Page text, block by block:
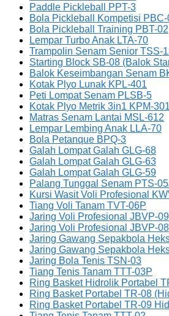
Paddle Pickleball PPT-3
Bola Pickleball Kompetisi PBC-
Bola Pickleball Training PBT-02
Lempar Turbo Anak LTA-70
Trampolin Senam Senior TSS-
Starting Block SB-08 (Balok
Balok Keseimbangan Senam
Kotak Plyo Lunak KPL-401
Peti Lompat Senam PLSB-5
Kotak Plyo Metrik 3in1 KPM-301
Matras Senam Lantai MSL-612
Lempar Lembing Anak LLA-70
Bola Petanque BPQ-3
Galah Lompat Galah GLG-68
Galah Lompat Galah GLG-63
Galah Lompat Galah GLG-59
Palang Tunggal Senam PTS-
Kursi Wasit Voli Profesional
Tiang Voli Tanam TVT-06P
Jaring Voli Profesional JBVP-09
Jaring Voli Profesional JBVP-08
Jaring Gawang Sepakbola
Jaring Gawang Sepakbola
Jaring Bola Tenis TSN-03
Tiang Tenis Tanam TTT-03P
Ring Basket Hidrolik Portabel
Ring Basket Portabel TR-08
Ring Basket Portabel TR-09